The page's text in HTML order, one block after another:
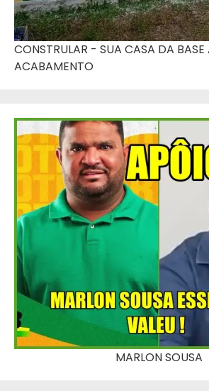
CONSTRULAR - SUA CASA DA BASE
ACABAMENTO
MARLON SOUSA